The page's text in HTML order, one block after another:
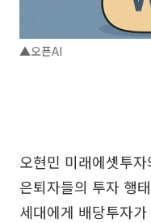
▲오픈AI
오현민 미래에셋투
은퇴자들의 투자 행
세대에게 배당투자